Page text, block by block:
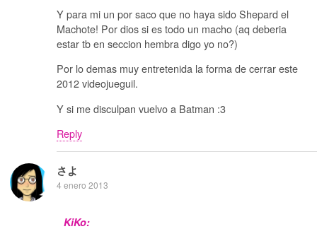
Y para mi un por saco que no haya sido Shepard el
Machote! Por dios si es todo un macho (aq deberia
estar tb en seccion hembra digo yo no?)
Por lo demas muy entretenida la forma de cerrar este
2012 videojueguil.
Y si me disculpan vuelvo a Batman :3
Reply
さよ
4 enero 2013
KiKo: